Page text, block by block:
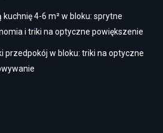
4-6 m² w bloku: sprytne
i triki na optyczne powiększenie
przedpokój w bloku: triki na optyczne